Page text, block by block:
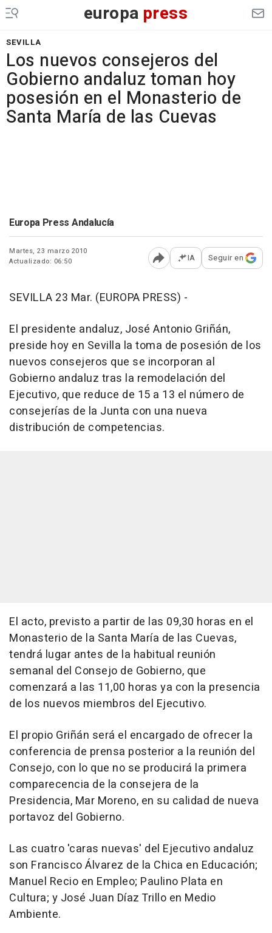
europa press
SEVILLA
Los nuevos consejeros del
Gobierno andaluz toman hoy
posesión en el Monasterio de
Santa María de las Cuevas
Europa Press Andalucía
Martes, 23 marzo 2010
Actualizado: 06:50
Abrir opciones para
IA Seguir en
SEVILLA 23 Mar. (EUROPA PRESS) -
El presidente andaluz, José Antonio Griñán,
preside hoy en Sevilla la toma de posesión de los
nuevos consejeros que se incorporan al
Gobierno andaluz tras la remodelación del
Ejecutivo, que reduce de 15 a 13 el número de
consejerías de la Junta con una nueva
distribución de competencias.
El acto, previsto a partir de las 09,30 horas en el
Monasterio de la Santa María de las Cuevas,
tendrá lugar antes de la habitual reunión
semanal del Consejo de Gobierno, que
comenzará a las 11,00 horas ya con la presencia
de los nuevos miembros del Ejecutivo.
El propio Griñán será el encargado de ofrecer la
conferencia de prensa posterior a la reunión del
Consejo, con lo que no se producirá la primera
comparecencia de la consejera de la
Presidencia, Mar Moreno, en su calidad de nueva
portavoz del Gobierno.
Las cuatro 'caras nuevas' del Ejecutivo andaluz
son Francisco Álvarez de la Chica en Educación;
Manuel Recio en Empleo; Paulino Plata en
Cultura; y José Juan Díaz Trillo en Medio
Ambiente.